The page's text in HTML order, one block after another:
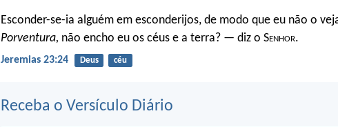
Esconder-se-ia alguém em esconderijos, de modo que eu não o
Porventura, não encho eu os céus e a terra? — diz o Senhor.
Jeremias 23:24 Deus céu
Receba o Versículo Diário